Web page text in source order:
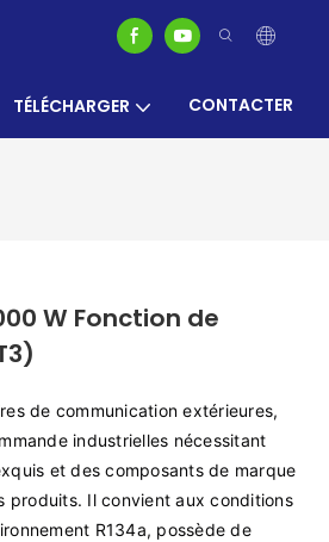
TÉLÉCHARGER CONTACTER
W Fonction de
de communication extérieures,
industrielles nécessitant
et des composants de marque
produits. Il convient aux conditions
R134a, possède de